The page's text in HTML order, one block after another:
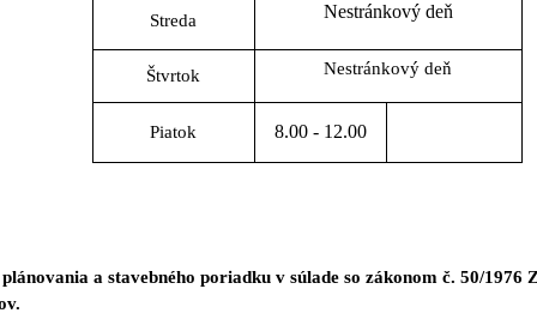
Streda Nestránkový deň
Štvrtok Nestránkový deň
Piatok 8.00 - 12.00
a stavebného poriadku v súlade so zákonom č. 50/1976